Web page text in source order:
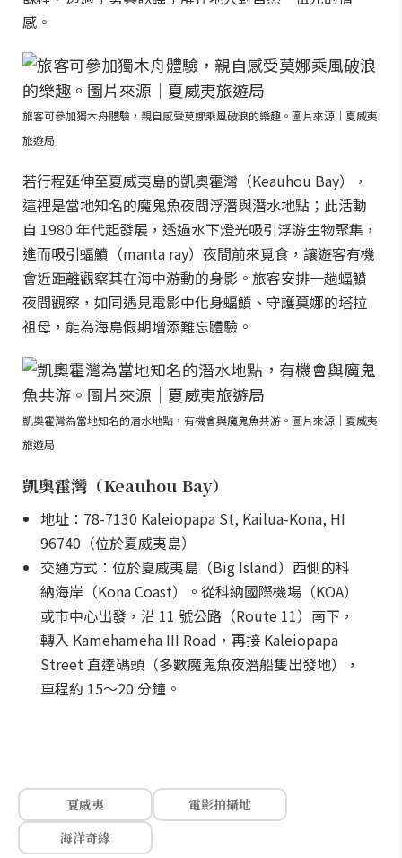
感。
旅客可參加獨木舟體驗，親自感受莫娜乘風破浪的樂趣。圖片來源｜夏威夷
旅遊局
若行程延伸至夏威夷島的凱奧霍灣（Keauhou Bay），
這裡是當地知名的魔鬼魚夜間浮潛與潛水地點；此活動
自 1980 年代起發展，透過水下燈光吸引浮游生物聚集，
進而吸引蝠鱝（manta ray）夜間前來覓食，讓遊客有機
會近距離觀察其在海中游動的身影。旅客安排一趟蝠鱝
夜間觀察，如同遇見電影中化身蝠鱝、守護莫娜的塔拉
祖母，能為海島假期增添難忘體驗。
凱奧霍灣為當地知名的潛水地點，有機會與魔鬼魚共游。圖片來源｜夏威夷
旅遊局
凱奧霍灣（Keauhou Bay）
地址：78-7130 Kaleiopapa St, Kailua-Kona, HI
96740（位於夏威夷島）
交通方式：位於夏威夷島（Big Island）西側的科
納海岸（Kona Coast）。從科納國際機場（KOA）
或市中心出發，沿 11 號公路（Route 11）南下，
轉入 Kamehameha III Road，再接 Kaleiopapa
Street 直達碼頭（多數魔鬼魚夜潛船隻出發地），
車程約 15～20 分鐘。
夏威夷
電影拍攝地
海洋奇緣